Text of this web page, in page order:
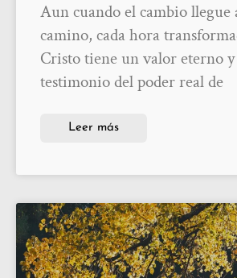
Aun cuando el cambio llegue
camino, cada hora
Cristo tiene un valor eterno
testimonio del poder real de
Leer más